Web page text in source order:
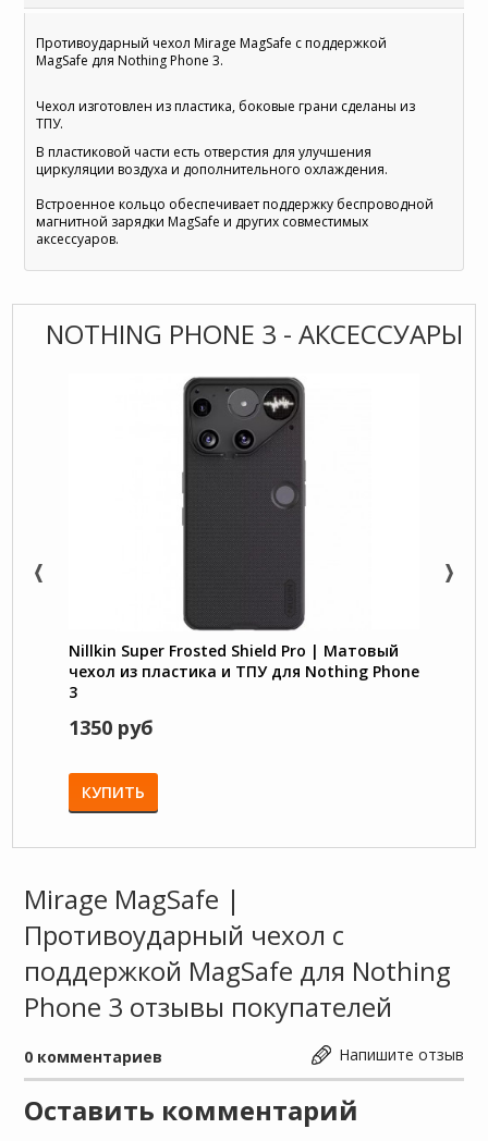
Противоударный чехол Mirage MagSafe с поддержкой
MagSafe для Nothing Phone 3.
Чехол изготовлен из пластика, боковые грани сделаны из
ТПУ.
В пластиковой части есть отверстия для улучшения
циркуляции воздуха и дополнительного охлаждения.
Встроенное кольцо обеспечивает поддержку беспроводной
магнитной зарядки MagSafe и других совместимых
аксессуаров.
NOTHING PHONE 3 - АКСЕССУАРЫ
Nillkin Super Frosted Shield Pro | Матовый
чехол из пластика и ТПУ для Nothing Phone
3
1350 руб
КУПИТЬ
Mirage MagSafe |
Противоударный чехол с
поддержкой MagSafe для Nothing
Phone 3 отзывы покупателей
Напишите отзыв
0 комментариев
Оставить комментарий